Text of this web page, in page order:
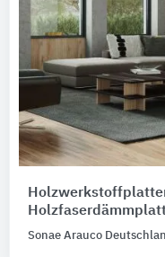
Sonae Arauco